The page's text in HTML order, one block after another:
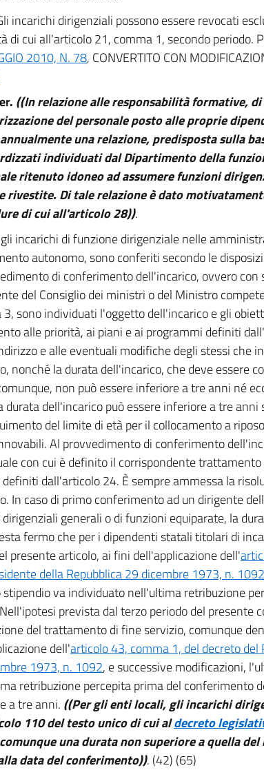
incarichi dirigenziali possono essere revocati
di cui all'articolo 21, comma 1, secondo periodo.
2010, N. 78, CONVERTITO CON
((In relazione alle responsabilità formative,
del personale posto alle proprie
una relazione, predisposta sulla
individuati dal Dipartimento della
ritenuto idoneo ad assumere funzioni
rivestite. Di tale relazione è dato
di cui all'articolo 28)).
incarichi di funzione dirigenziale nelle
autonomo, sono conferiti secondo le
di conferimento dell'incarico, ovvero
del Consiglio dei ministri o del Ministro
3, sono individuati l'oggetto dell'incarico e gli
alle priorità, ai piani e ai programmi definiti
e alle eventuali modifiche degli stessi che
nonché la durata dell'incarico, che deve essere
non può essere inferiore a tre anni né
durata dell'incarico può essere inferiore a tre anni
del limite di età per il collocamento a
Al provvedimento di conferimento
con cui è definito il corrispondente
dall'articolo 24. È sempre ammessa la
In caso di primo conferimento ad un dirigente
generali o di funzioni equiparate, la
fermo che per i dipendenti statali titolari di
presente articolo, ai fini dell'applicazione dell'
della Repubblica 29 dicembre 1973, n. 1092
va individuato nell'ultima retribuzione
prevista dal terzo periodo del presente
del trattamento di fine servizio, comunque
dell'articolo 43, comma 1, del decreto
1973, n. 1092, e successive modificazioni,
retribuzione percepita prima del conferimento
a tre anni. ((Per gli enti locali, gli incarichi
110 del testo unico di cui aldecreto
una durata non superiore a quella
data del conferimento)). (42) (65)